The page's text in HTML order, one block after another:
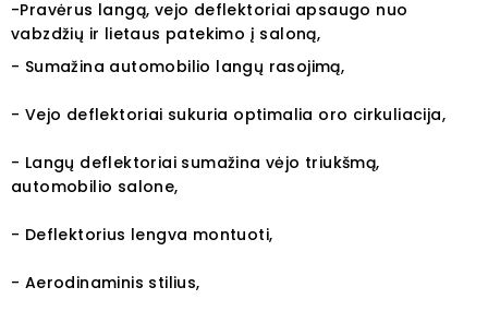
-Pravėrus langą, vejo deflektoriai apsaugo nuo
vabzdžių ir lietaus patekimo į saloną,
- Sumažina automobilio langų rasojimą,
- Vejo deflektoriai sukuria optimalia oro cirkuliacija,
- Langų deflektoriai sumažina vėjo triukšmą,
automobilio salone,
- Deflektorius lengva montuoti,
- Aerodinaminis stilius,